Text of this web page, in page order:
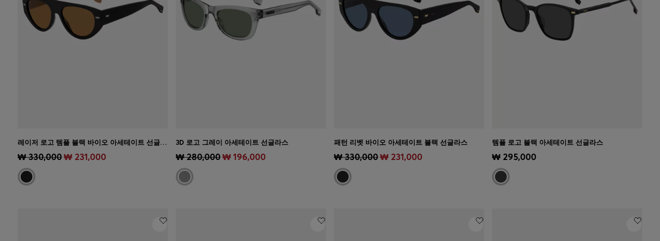
빠른 보기 (내 사이즈 선택하기)
레이저 로고 템플 블랙 바이오 아세테이트 선글라스
₩ 330,000₩ 231,000 빠른 보기 (내 사이즈 선택하기)
3D 로고 그레이 아세테이트 선글라스
₩ 280,000₩ 196,000 빠른 보기 (내 사이즈 선택하기)
패턴 리벳 바이오 아세테이트 블랙 선글라스
₩ 330,000₩ 231,000 빠른 보기
템플 로고 블랙 아세테이트 선글라스
₩ 295,000